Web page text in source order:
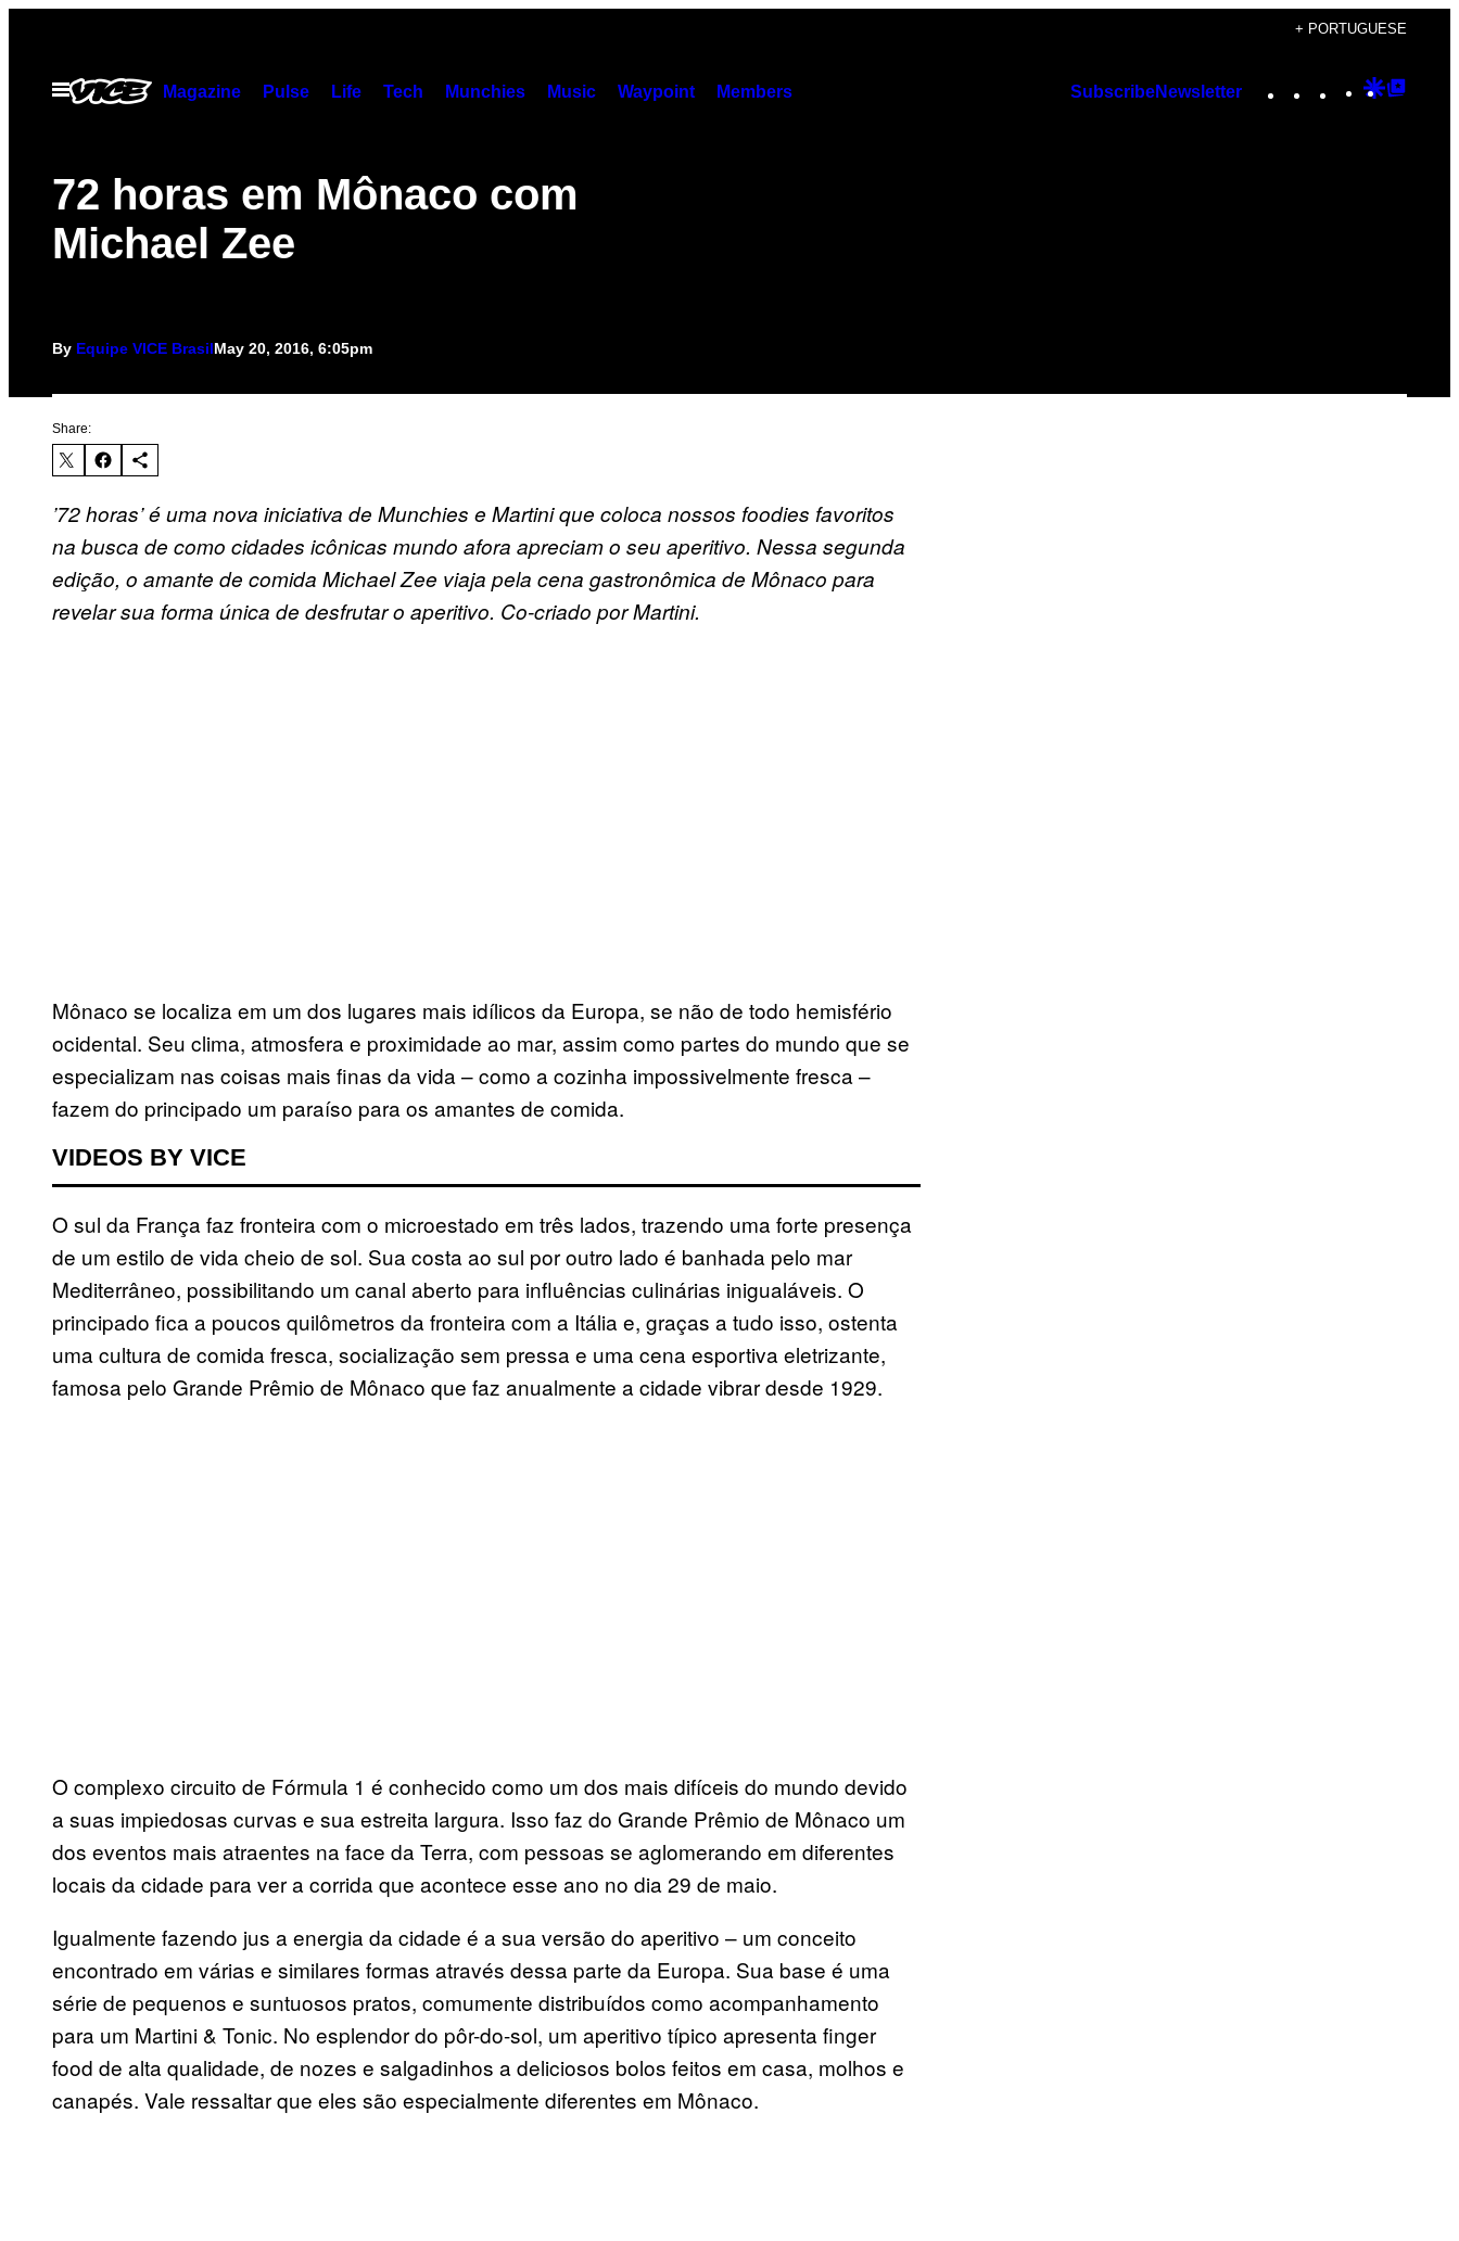
content
+ PORTUGUESE
Open
Menu
Magazine Pulse Life Tech Munchies Music Waypoint Members SubscribeNewsletter Instagram
TikTok
YouTube
Google
72 horas em Mônaco com
Michael Zee
By Equipe VICE BrasilMay 20, 2016, 6:05pm
Share:
’72 horas’ é uma nova iniciativa de Munchies e Martini que coloca nossos foodies favoritos
na busca de como cidades icônicas mundo afora apreciam o seu aperitivo. Nessa segunda
edição, o amante de comida Michael Zee viaja pela cena gastronômica de Mônaco para
revelar sua forma única de desfrutar o aperitivo. Co-criado por Martini.
Mônaco se localiza em um dos lugares mais idílicos da Europa, se não de todo hemisfério
ocidental. Seu clima, atmosfera e proximidade ao mar, assim como partes do mundo que se
especializam nas coisas mais finas da vida – como a cozinha impossivelmente fresca –
fazem do principado um paraíso para os amantes de comida.
VIDEOS BY VICE
O sul da França faz fronteira com o microestado em três lados, trazendo uma forte presença
de um estilo de vida cheio de sol. Sua costa ao sul por outro lado é banhada pelo mar
Mediterrâneo, possibilitando um canal aberto para influências culinárias inigualáveis. O
principado fica a poucos quilômetros da fronteira com a Itália e, graças a tudo isso, ostenta
uma cultura de comida fresca, socialização sem pressa e uma cena esportiva eletrizante,
famosa pelo Grande Prêmio de Mônaco que faz anualmente a cidade vibrar desde 1929.
O complexo circuito de Fórmula 1 é conhecido como um dos mais difíceis do mundo devido
a suas impiedosas curvas e sua estreita largura. Isso faz do Grande Prêmio de Mônaco um
dos eventos mais atraentes na face da Terra, com pessoas se aglomerando em diferentes
locais da cidade para ver a corrida que acontece esse ano no dia 29 de maio.
Igualmente fazendo jus a energia da cidade é a sua versão do aperitivo – um conceito
encontrado em várias e similares formas através dessa parte da Europa. Sua base é uma
série de pequenos e suntuosos pratos, comumente distribuídos como acompanhamento
para um Martini & Tonic. No esplendor do pôr-do-sol, um aperitivo típico apresenta finger
food de alta qualidade, de nozes e salgadinhos a deliciosos bolos feitos em casa, molhos e
canapés. Vale ressaltar que eles são especialmente diferentes em Mônaco.